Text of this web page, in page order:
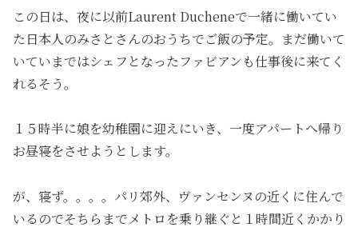
この日は、夜に以前Laurent Ducheneで一緒に働いてい
た日本人のみさとさんのおうちでご飯の予定。まだ働いて
いていまではシェフとなったファビアンも仕事後に来てく
れるそう。
１５時半に娘を幼稚園に迎えにいき、一度アパートへ帰り
お昼寝をさせようとします。
が、寝ず。。。。パリ郊外、ヴァンセンヌの近くに住んで
いるのでそちらまでメトロを乗り継ぐと１時間近くかかり